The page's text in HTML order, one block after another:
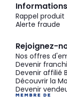
Rappel produit
Alerte fraude
Rejoignez-
Nos offres
Devenir
Devenir affilié
Découvrir la
Devenir